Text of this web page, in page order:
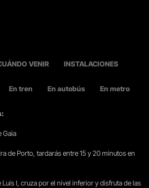
VENIR INSTALACIONES
En tren En autobús En metro
Gaia
de Porto, tardarás entre 15 y 20 minutos en
I, cruza por el nivel inferior y disfruta de las